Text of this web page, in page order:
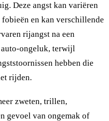
Deze angst kan variëren
en kan verschillende
rijangst na een
auto-ongeluk, terwijl
hebben die
rijden.
zweten, trillen,
gevoel van ongemak of